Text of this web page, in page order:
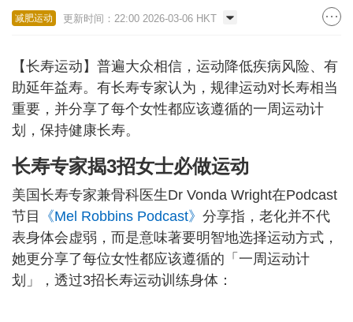
减肥运动 更新时间：22:00 2026-03-06 HKT
【长寿运动】普遍大众相信，运动降低疾病风险、有
助延年益寿。有长寿专家认为，规律运动对长寿相当
重要，并分享了每个女性都应该遵循的一周运动计
划，保持健康长寿。
长寿专家揭3招女士必做运动
美国长寿专家兼骨科医生Dr Vonda Wright在Podcast
节目
《Mel Robbins Podcast》 分享指，老化并不代
表身体会虚弱，而是意味著要明智地选择运动方式，
她更分享了每位女性都应该遵循的「一周运动计
划」，透过3招长寿运动训练身体：